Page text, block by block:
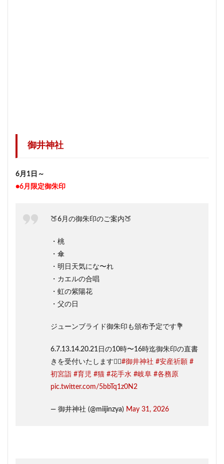
御井神社
6月1日～
●6月限定御朱印
🍑6月の御朱印のご案内🍑
・桃
・傘
・明日天気にな〜れ
・カエルの合唱
・虹の紫陽花
・父の日
ジューンブライド御朱印も頒布予定です💐
6.7.13.14.20.21日の10時〜16時迄御朱印の直書
きを受付いたします💁‍♀️#御井神社 #安産祈願 #
初宮詣 #育児 #猫 #花手水 #岐阜 #各務原
pic.twitter.com/5bbTq1z0N2
— 御井神社 (@miijinzya) May 31, 2026